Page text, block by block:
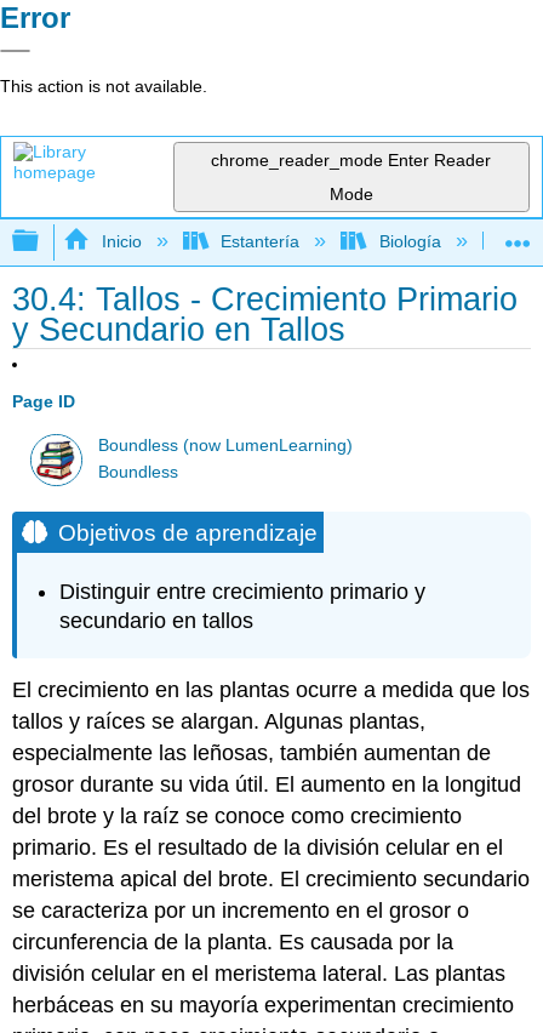
Error
This action is not available.
chrome_reader_mode Enter Reader
Mode
Expandir/contraer jerarquía global
Inicio Estantería Biología
30.4: Tallos - Crecimiento Primario
y Secundario en Tallos
Page ID
Boundless (now LumenLearning)
Boundless
Objetivos de aprendizaje
Distinguir entre crecimiento primario y
secundario en tallos
El crecimiento en las plantas ocurre a medida que los
tallos y raíces se alargan. Algunas plantas,
especialmente las leñosas, también aumentan de
grosor durante su vida útil. El aumento en la longitud
del brote y la raíz se conoce como crecimiento
primario. Es el resultado de la división celular en el
meristema apical del brote. El crecimiento secundario
se caracteriza por un incremento en el grosor o
circunferencia de la planta. Es causada por la
división celular en el meristema lateral. Las plantas
herbáceas en su mayoría experimentan crecimiento